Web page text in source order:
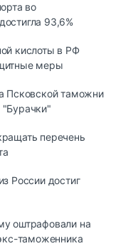
во
93,6%
кислоты в РФ
меры
Псковской таможни
перечень
России достиг
оштрафовали на
таможенника